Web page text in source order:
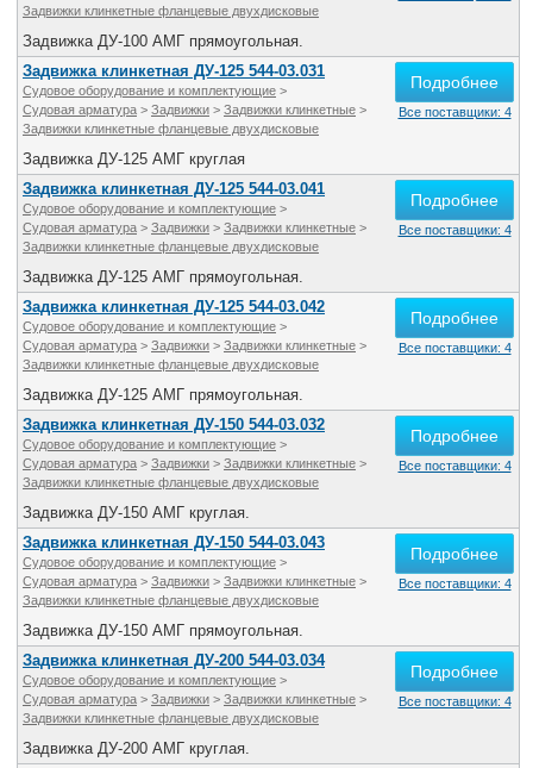
Задвижки клинкетные фланцевые двухдисковые
Задвижка ДУ-100 АМГ прямоугольная.
Задвижка клинкетная ДУ-125 544-03.031
Судовое оборудование и комплектующие >
Судовая арматура > Задвижки > Задвижки клинкетные >
Задвижки клинкетные фланцевые двухдисковые
Задвижка ДУ-125 АМГ круглая
Подробнее
Все поставщики: 4
Задвижка клинкетная ДУ-125 544-03.041
Судовое оборудование и комплектующие >
Судовая арматура > Задвижки > Задвижки клинкетные >
Задвижки клинкетные фланцевые двухдисковые
Задвижка ДУ-125 АМГ прямоугольная.
Подробнее
Все поставщики: 4
Задвижка клинкетная ДУ-125 544-03.042
Судовое оборудование и комплектующие >
Судовая арматура > Задвижки > Задвижки клинкетные >
Задвижки клинкетные фланцевые двухдисковые
Задвижка ДУ-125 АМГ прямоугольная.
Подробнее
Все поставщики: 4
Задвижка клинкетная ДУ-150 544-03.032
Судовое оборудование и комплектующие >
Судовая арматура > Задвижки > Задвижки клинкетные >
Задвижки клинкетные фланцевые двухдисковые
Задвижка ДУ-150 АМГ круглая.
Подробнее
Все поставщики: 4
Задвижка клинкетная ДУ-150 544-03.043
Судовое оборудование и комплектующие >
Судовая арматура > Задвижки > Задвижки клинкетные >
Задвижки клинкетные фланцевые двухдисковые
Задвижка ДУ-150 АМГ прямоугольная.
Подробнее
Все поставщики: 4
Задвижка клинкетная ДУ-200 544-03.034
Судовое оборудование и комплектующие >
Судовая арматура > Задвижки > Задвижки клинкетные >
Задвижки клинкетные фланцевые двухдисковые
Задвижка ДУ-200 АМГ круглая.
Подробнее
Все поставщики: 4